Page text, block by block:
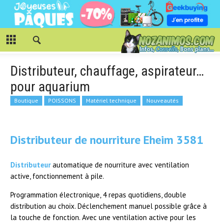
Distributeur, chauffage, aspirateur…
pour aquarium
Boutique POISSONS Matériel technique Nouveautés
Distributeur de nourriture Eheim 3581
Distributeurautomatique de nourriture avec ventilation
active, fonctionnement à pile.
Programmation électronique, 4 repas quotidiens, double
distribution au choix. Déclenchement manuel possible grâce à
la touche de fonction. Avec une ventilation active pour les